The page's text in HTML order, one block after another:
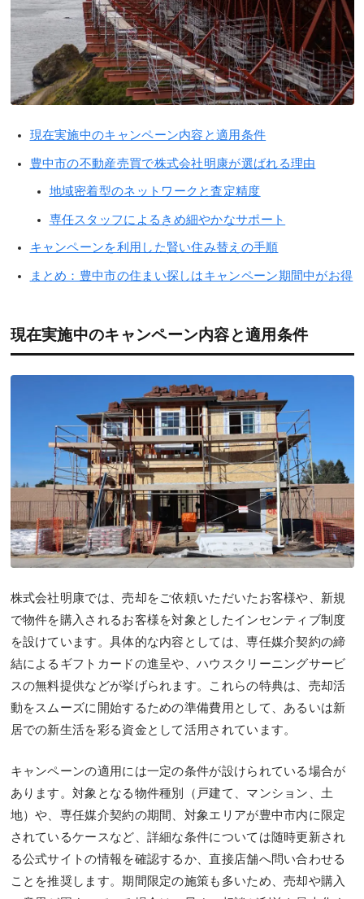
現在実施中のキャンペーン内容と適用条件
豊中市の不動産売買で株式会社明康が選ばれる理由
地域密着型のネットワークと査定精度
専任スタッフによるきめ細やかなサポート
キャンペーンを利用した賢い住み替えの手順
まとめ：豊中市の住まい探しはキャンペーン期間中がお得
現在実施中のキャンペーン内容と適用条件
株式会社明康では、売却をご依頼いただいたお客様や、新規
で物件を購入されるお客様を対象としたインセンティブ制度
を設けています。具体的な内容としては、専任媒介契約の締
結によるギフトカードの進呈や、ハウスクリーニングサービ
スの無料提供などが挙げられます。これらの特典は、売却活
動をスムーズに開始するための準備費用として、あるいは新
居での新生活を彩る資金として活用されています。
キャンペーンの適用には一定の条件が設けられている場合が
あります。対象となる物件種別（戸建て、マンション、土
地）や、専任媒介契約の期間、対象エリアが豊中市内に限定
されているケースなど、詳細な条件については随時更新され
る公式サイトの情報を確認するか、直接店舗へ問い合わせる
ことを推奨します。期間限定の施策も多いため、売却や購入